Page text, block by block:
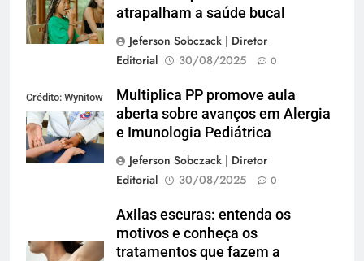
atrapalham a saúde bucal
Jeferson Sobczack | Diretor
Editorial
30/08/2025 0
Crédito: Wynitow
Butenas
Multiplica PP promove aula
aberta sobre avanços em Alergia
e Imunologia Pediátrica
Jeferson Sobczack | Diretor
Editorial
30/08/2025 0
Axilas escuras: entenda os
motivos e conheça os
tratamentos que fazem a